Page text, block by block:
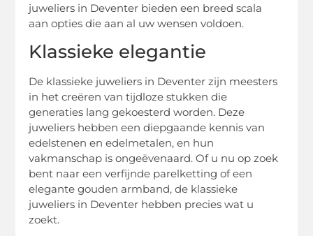
juweliers in Deventer bieden een breed scala
aan opties die aan al uw wensen voldoen.
Klassieke elegantie
De klassieke juweliers in Deventer zijn meesters
in het creëren van tijdloze stukken die
generaties lang gekoesterd worden. Deze
juweliers hebben een diepgaande kennis van
edelstenen en edelmetalen, en hun
vakmanschap is ongeëvenaard. Of u nu op zoek
bent naar een verfijnde parelketting of een
elegante gouden armband, de klassieke
juweliers in Deventer hebben precies wat u
zoekt.